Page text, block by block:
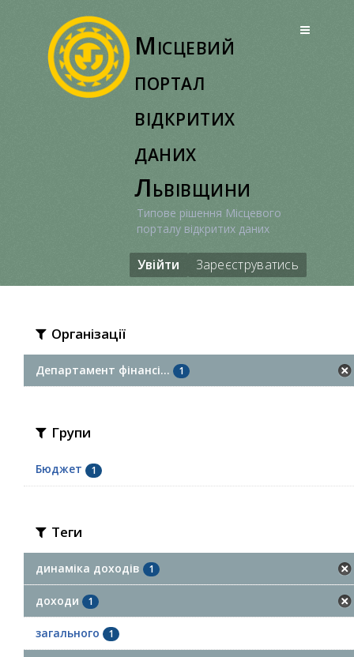
Місцевий
портал
відкритих
даних
Львівщини
Типове рішення Місцевого
порталу відкритих даних
Увійти Зареєструватись
Організації
Департамент фінансі... 1
Групи
Бюджет 1
Теги
динаміка доходів 1
доходи 1
загального 1